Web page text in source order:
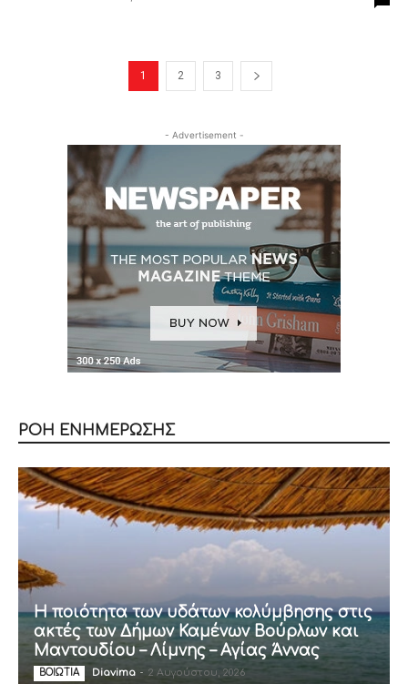
1 2 3
- Advertisement -
ΡΟΗ ΕΝΗΜΕΡΩΣΗΣ
Η ποιότητα των υδάτων κολύμβησης στις
ακτές των Δήμων Καμένων Βούρλων και
Μαντουδίου – Λίμνης – Αγίας Άννας
ΒΟΙΩΤΙΑ Diavima - 2 Αυγούστου, 2026